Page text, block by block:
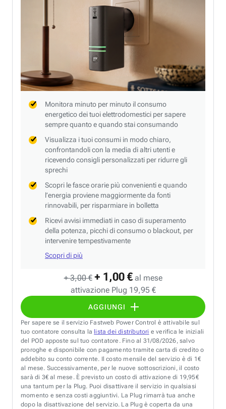
+ 3,00 € + 1,00 € al mese
attivazione Plug 19,95 €
AGGIUNGI
Monitora minuto per minuto il consumo
energetico dei tuoi elettrodomestici per sapere
sempre quanto e quando stai consumando
Visualizza i tuoi consumi in modo chiaro,
confrontandoli con la media di altri utenti e
ricevendo consigli personalizzati per ridurre gli
sprechi
Scopri le fasce orarie più convenienti e quando
l’energia proviene maggiormente da fonti
rinnovabili, per risparmiare in bolletta
Ricevi avvisi immediati in caso di superamento
della potenza, picchi di consumo o blackout, per
intervenire tempestivamente
Scopri di più
Per sapere se il servizio Fastweb Power Control è attivabile sul
tuo contatore consulta la lista dei distributori e verifica le iniziali
del POD apposte sul tuo contatore. Fino al 31/08/2026, salvo
proroghe e disponibile con pagamento tramite carta di credito o
addebito su conto corrente. Il costo mensile del servizio è di 1€
al mese. Successivamente, per le nuove sottoscrizioni, il costo
sarà di 3€ al mese. È previsto un costo di attivazione di 19,95€
una tantum per la Plug. Puoi disattivare il servizio in qualsiasi
momento e senza costi aggiuntivi. La Plug rimarrà tua anche
dopo la disattivazione del servizio. La Plug è coperta da una